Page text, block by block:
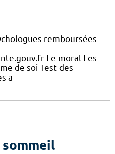
remboursées
Le moral Les
de soi Test des
a